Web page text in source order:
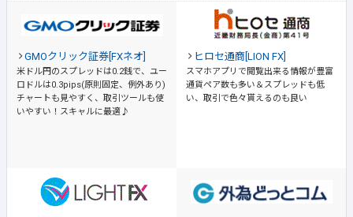
GMOクリック証券[FXネオ]
米ドル円のスプレッドは0.2銭で、ユー
ロドルは0.3pips(原則固定、例外あり)
チャートも見やすく、取引ツールも使
いやすい！スキャルに最適♪
ヒロセ通商[LION FX]
スマホアプリで閲覧出来る情報が豊富
通貨ペア数も多い＆スプレッドも低
い、取引で色々貰えるのも良い